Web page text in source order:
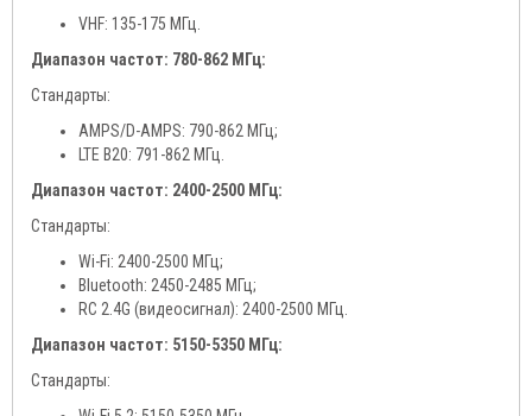
VHF: 135-175 МГц.
Диапазон частот: 780-862 МГц:
Стандарты:
AMPS/D-AMPS: 790-862 МГц;
LTE B20: 791-862 МГц.
Диапазон частот: 2400-2500 МГц:
Стандарты:
Wi-Fi: 2400-2500 МГц;
Bluetooth: 2450-2485 МГц;
RC 2.4G (видеосигнал): 2400-2500 МГц.
Диапазон частот: 5150-5350 МГц:
Стандарты: